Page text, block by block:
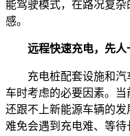
能驾驶模式，在路况复
感。
远程快速充电，先人
充电桩配套设施和汽
车时考虑的必要因素。
还跟不上新能源车辆的发
难免会遇到充电难、等